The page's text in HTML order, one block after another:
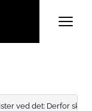
ved det: Derfor skal